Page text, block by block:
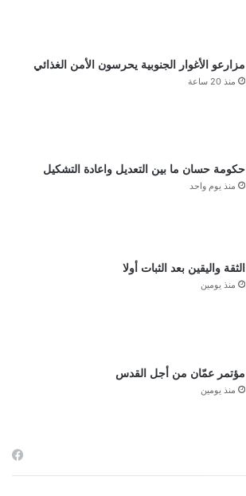
مزارعو الأغوار الجنوبية يحرسون الأمن الغذائي
منذ 20 ساعة
حكومة حسان ما بين التعديل واعادة التشكيل
منذ يوم واحد
الثقة واليقين بعد الثبات أولا
منذ يومين
مؤتمر عمّان من أجل القدس
منذ يومين